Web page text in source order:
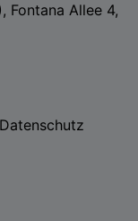
Fontana Allee 4,
Datenschutz